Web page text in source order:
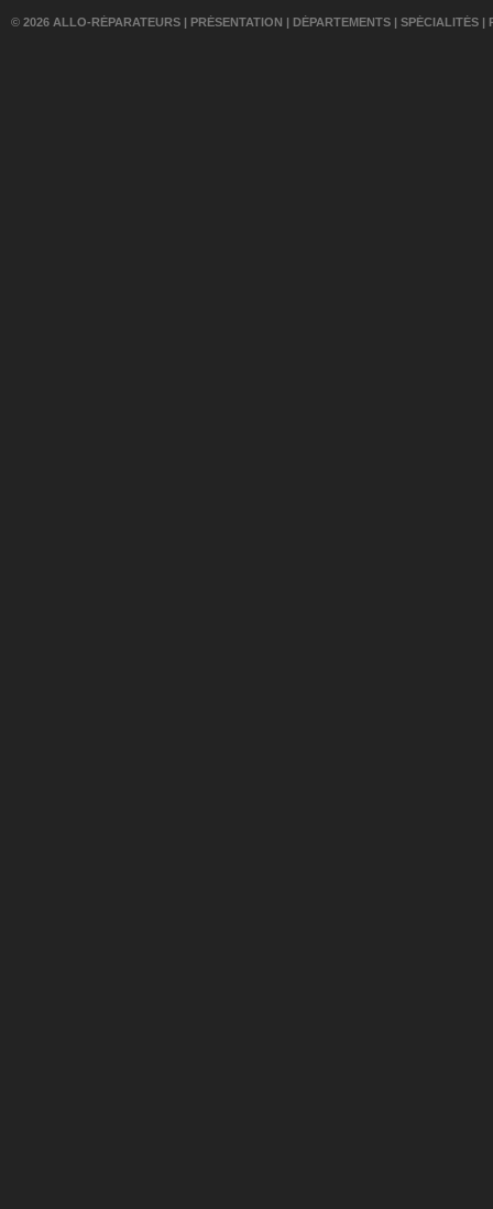
© 2026 ALLO-RÉPARATEURS | PRÉSENTATION | DÉPARTEMENTS | SPÉCIALITÉS |